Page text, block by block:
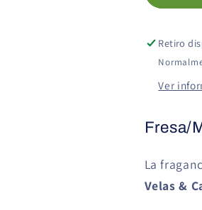
Velas
Retiro
Ver
Fresa/
La
Velas &